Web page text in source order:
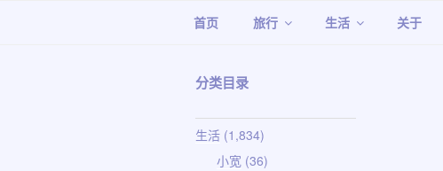
首页 旅行 生活 关于
分类目录
生活 (1,834)
小宽 (36)